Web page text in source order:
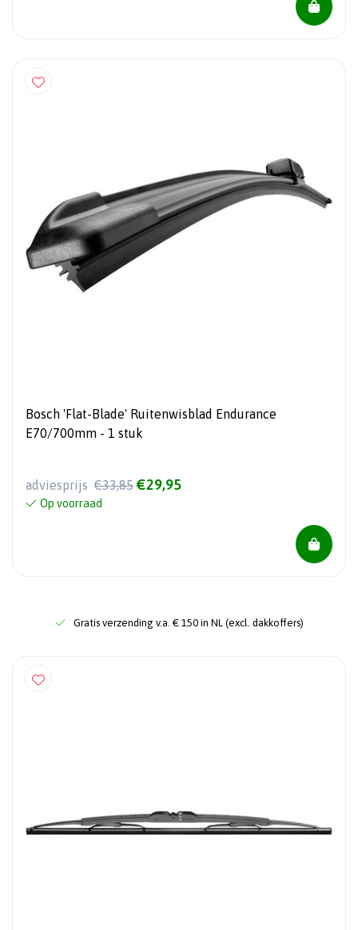
Bosch 'Flat-Blade' Ruitenwisblad Endurance
E70/700mm - 1 stuk
adviesprijs €33,85 €29,95
Op voorraad
Gratis verzending v.a. € 150 in NL (excl. dakkoffers)